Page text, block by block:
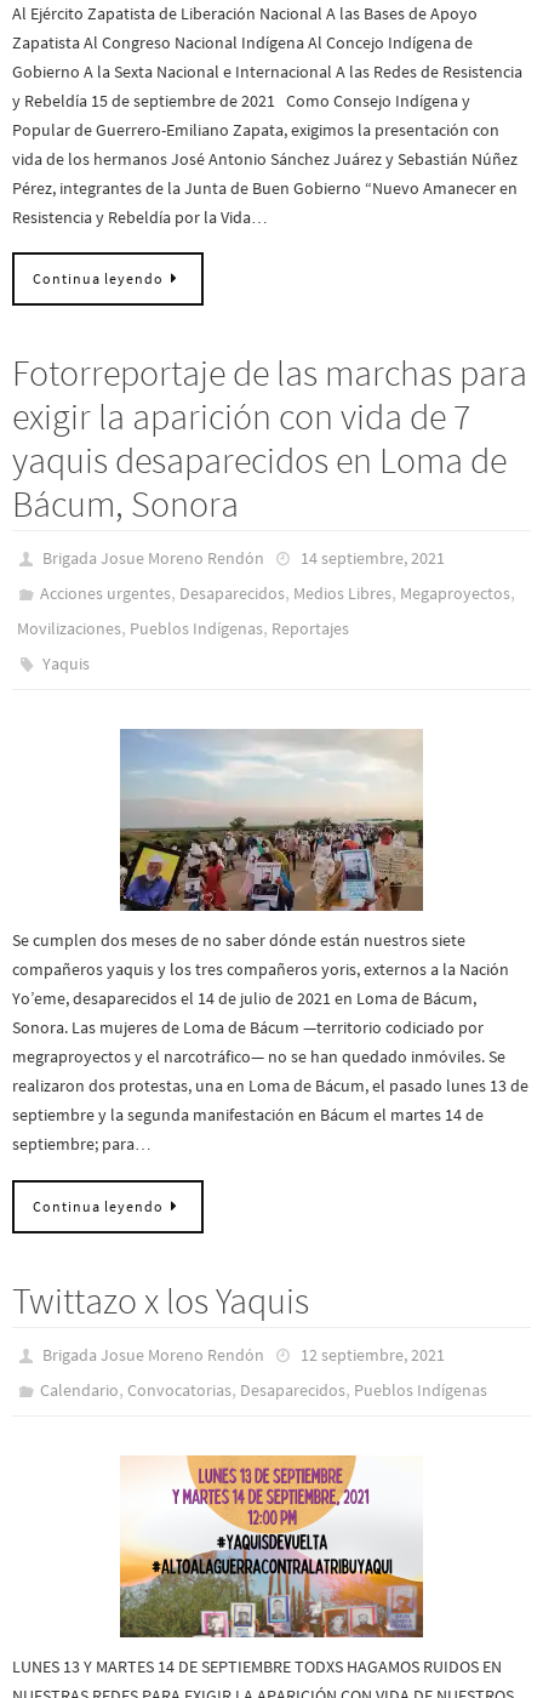
Al Ejército Zapatista de Liberación Nacional A las Bases de Apoyo
Zapatista Al Congreso Nacional Indígena Al Concejo Indígena de
Gobierno A la Sexta Nacional e Internacional A las Redes de Resistencia
y Rebeldía 15 de septiembre de 2021 Como Consejo Indígena y
Popular de Guerrero-Emiliano Zapata, exigimos la presentación con
vida de los hermanos José Antonio Sánchez Juárez y Sebastián Núñez
Pérez, integrantes de la Junta de Buen Gobierno “Nuevo Amanecer en
Resistencia y Rebeldía por la Vida…
Continua leyendo
Fotorreportaje de las marchas para
exigir la aparición con vida de 7
yaquis desaparecidos en Loma de
Bácum, Sonora
Brigada Josue Moreno Rendón
14 septiembre, 2021
Acciones urgentes, Desaparecidos, Medios Libres, Megaproyectos,
Movilizaciones, Pueblos Indí­genas, Reportajes
Yaquis
Se cumplen dos meses de no saber dónde están nuestros siete
compañeros yaquis y los tres compañeros yoris, externos a la Nación
Yo’eme, desaparecidos el 14 de julio de 2021 en Loma de Bácum,
Sonora. Las mujeres de Loma de Bácum —territorio codiciado por
megraproyectos y el narcotráfico— no se han quedado inmóviles. Se
realizaron dos protestas, una en Loma de Bácum, el pasado lunes 13 de
septiembre y la segunda manifestación en Bácum el martes 14 de
septiembre; para…
Continua leyendo
Twittazo x los Yaquis
Brigada Josue Moreno Rendón
12 septiembre, 2021
Calendario,Convocatorias, Desaparecidos, Pueblos Indí­genas
LUNES 13 Y MARTES 14 DE SEPTIEMBRE TODXS HAGAMOS RUIDOS EN